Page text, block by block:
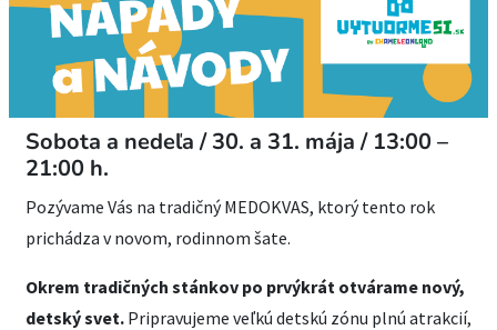
Sobota a nedeľa / 30. a 31. mája / 13:00 –
21:00 h.
Pozývame Vás na tradičný MEDOKVAS, ktorý tento rok
prichádza v novom, rodinnom šate.
Okrem tradičných stánkov po prvýkrát otvárame nový,
detský svet. Pripravujeme veľkú detskú zónu plnú atrakcií,